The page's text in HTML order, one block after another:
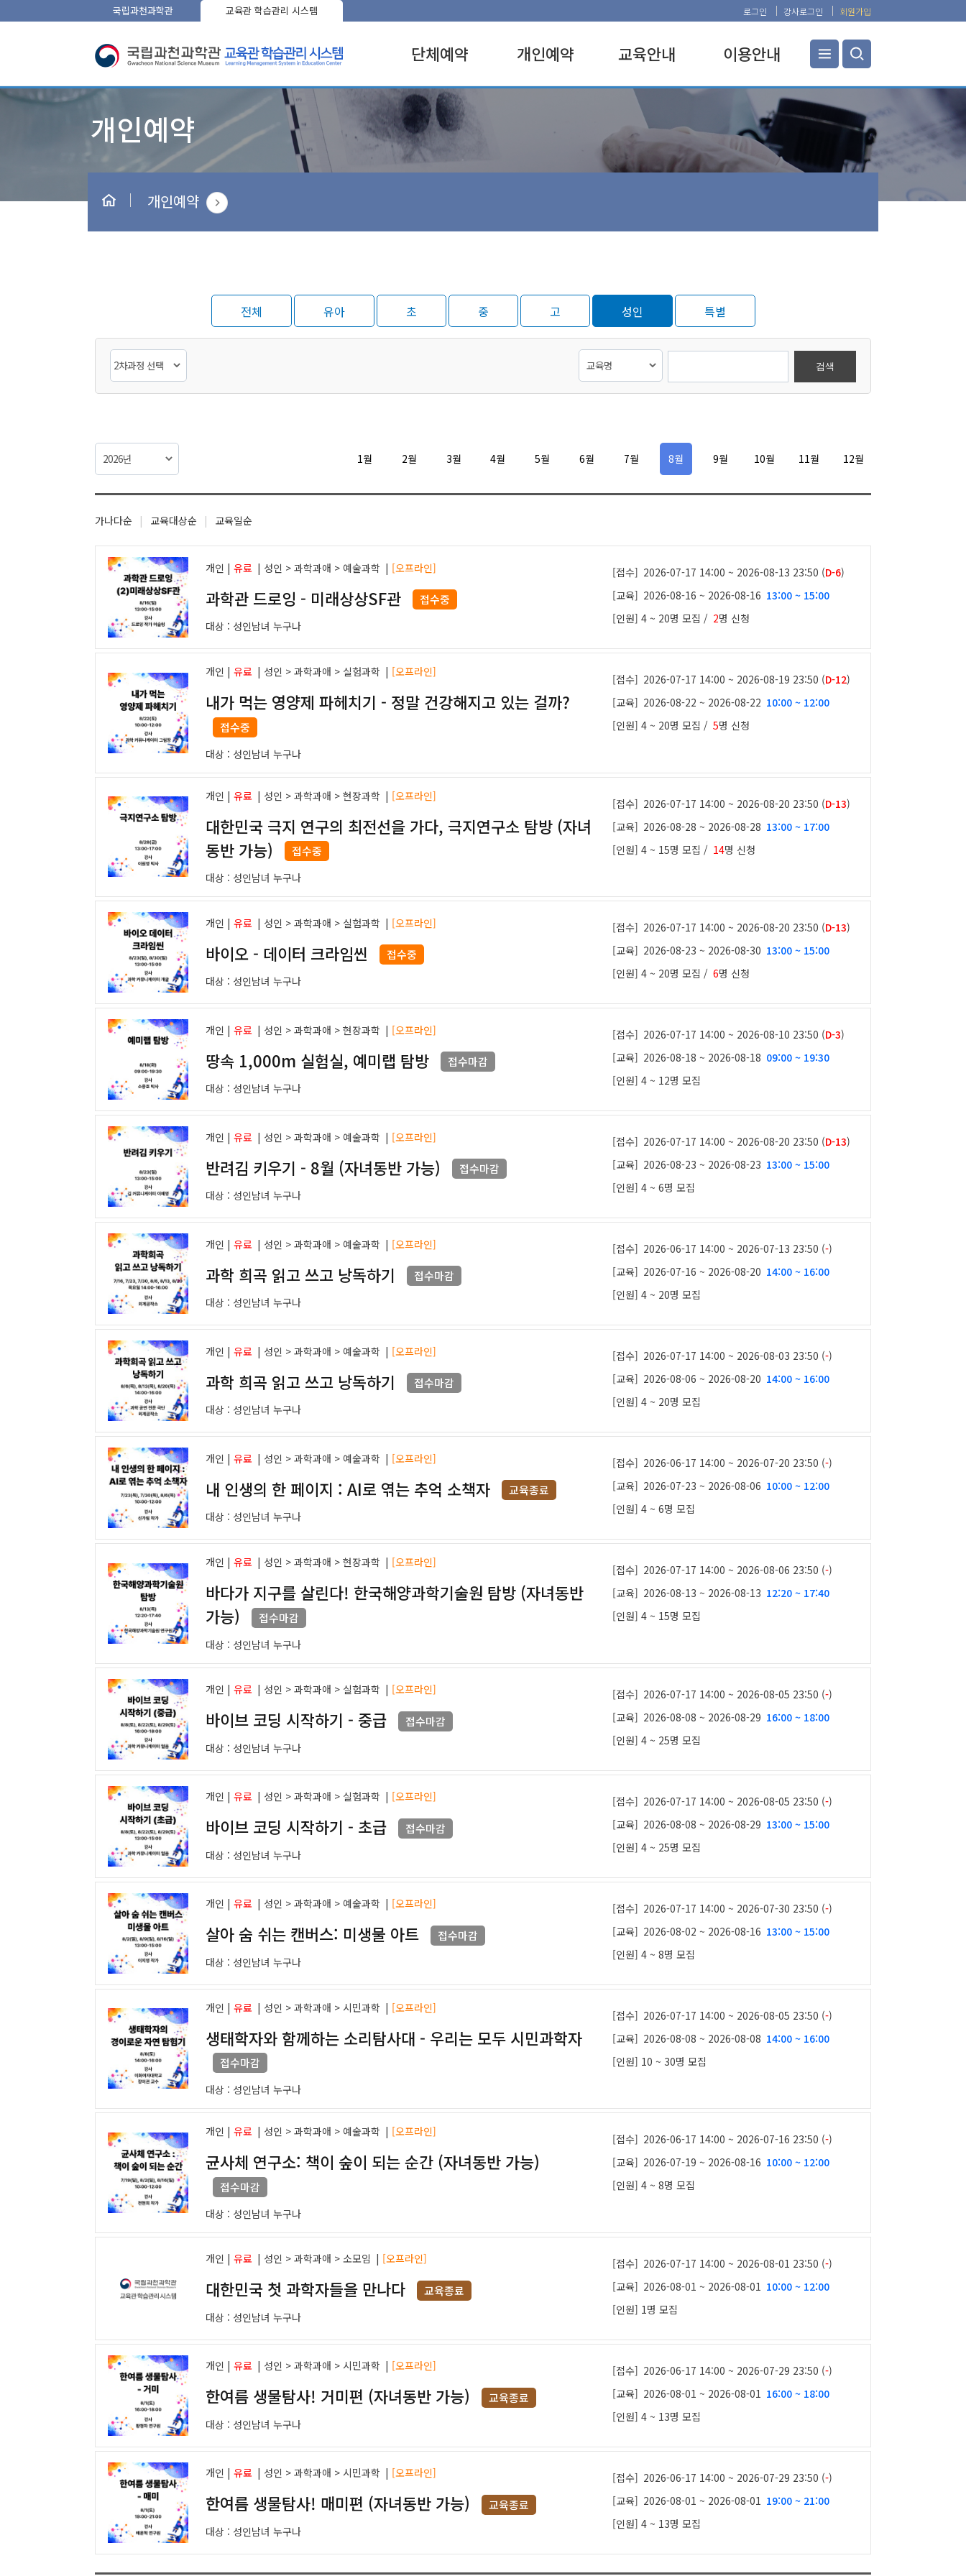
국립과천과학관 교육관 학습관리 시스템 로그인 강사로그인 회원가입
단체예약
유아
초
개인예약 교육안내
전체교육안내
실험탐구과정
SW탐구과정
주제탐구과정
창작탐구과정
과학강연과정
과학나눔과정
지역연계과정
이용안내
공지사항
찾아오시는 길
교육관 안내
개인예약
전체 유아 초 중 고 성인 특별
검색
1월 2월 3월 4월 5월 6월 7월 8월 9월 10월 11월 12월
가나다순 | 교육대상순 | 교육일순
개인 | 유료 | 성인 > 과학과애 > 예술과학 | [오프라인]
과학관 드로잉 - 미래상상SF관 접수중
대상 : 성인남녀 누구나
[접수] 2026-07-17 14:00 ~ 2026-08-13 23:50 (D-6)
[교육] 2026-08-16 ~ 2026-08-16 13:00 ~ 15:00
[인원] 4 ~ 20명 모집 / 2명 신청
개인 | 유료 | 성인 > 과학과애 > 실험과학 | [오프라인]
내가 먹는 영양제 파헤치기 - 정말 건강해지고 있는 걸까?
접수중
대상 : 성인남녀 누구나
[접수] 2026-07-17 14:00 ~ 2026-08-19 23:50 (D-12)
[교육] 2026-08-22 ~ 2026-08-22 10:00 ~ 12:00
[인원] 4 ~ 20명 모집 / 5명 신청
개인 | 유료 | 성인 > 과학과애 > 현장과학 | [오프라인]
대한민국 극지 연구의 최전선을 가다, 극지연구소 탐방 (자녀
동반 가능)
접수중
대상 : 성인남녀 누구나
[접수] 2026-07-17 14:00 ~ 2026-08-20 23:50 (D-13)
[교육] 2026-08-28 ~ 2026-08-28 13:00 ~ 17:00
[인원] 4 ~ 15명 모집 / 14명 신청
개인 | 유료 | 성인 > 과학과애 > 실험과학 | [오프라인]
바이오 - 데이터 크라임씬 접수중
대상 : 성인남녀 누구나
[접수] 2026-07-17 14:00 ~ 2026-08-20 23:50 (D-13)
[교육] 2026-08-23 ~ 2026-08-30 13:00 ~ 15:00
[인원] 4 ~ 20명 모집 / 6명 신청
개인 | 유료 | 성인 > 과학과애 > 현장과학 | [오프라인]
땅속 1,000m 실험실, 예미랩 탐방 접수마감
대상 : 성인남녀 누구나
[접수] 2026-07-17 14:00 ~ 2026-08-10 23:50 (D-3)
[교육] 2026-08-18 ~ 2026-08-18 09:00 ~ 19:30
[인원] 4 ~ 12명 모집
개인 | 유료 | 성인 > 과학과애 > 예술과학 | [오프라인]
반려김 키우기 - 8월 (자녀동반 가능) 접수마감
대상 : 성인남녀 누구나
[접수] 2026-07-17 14:00 ~ 2026-08-20 23:50 (D-13)
[교육] 2026-08-23 ~ 2026-08-23 13:00 ~ 15:00
[인원] 4 ~ 6명 모집
개인 | 유료 | 성인 > 과학과애 > 예술과학 | [오프라인]
과학 희곡 읽고 쓰고 낭독하기 접수마감
대상 : 성인남녀 누구나
[접수] 2026-06-17 14:00 ~ 2026-07-13 23:50 (-)
[교육] 2026-07-16 ~ 2026-08-20 14:00 ~ 16:00
[인원] 4 ~ 20명 모집
개인 | 유료 | 성인 > 과학과애 > 예술과학 | [오프라인]
과학 희곡 읽고 쓰고 낭독하기 접수마감
대상 : 성인남녀 누구나
[접수] 2026-07-17 14:00 ~ 2026-08-03 23:50 (-)
[교육] 2026-08-06 ~ 2026-08-20 14:00 ~ 16:00
[인원] 4 ~ 20명 모집
개인 | 유료 | 성인 > 과학과애 > 예술과학 | [오프라인]
내 인생의 한 페이지 : AI로 엮는 추억 소책자 교육종료
대상 : 성인남녀 누구나
[접수] 2026-06-17 14:00 ~ 2026-07-20 23:50 (-)
[교육] 2026-07-23 ~ 2026-08-06 10:00 ~ 12:00
[인원] 4 ~ 6명 모집
개인 | 유료 | 성인 > 과학과애 > 현장과학 | [오프라인]
바다가 지구를 살린다! 한국해양과학기술원 탐방 (자녀동반
가능)
접수마감
대상 : 성인남녀 누구나
[접수] 2026-07-17 14:00 ~ 2026-08-06 23:50 (-)
[교육] 2026-08-13 ~ 2026-08-13 12:20 ~ 17:40
[인원] 4 ~ 15명 모집
개인 | 유료 | 성인 > 과학과애 > 실험과학 | [오프라인]
바이브 코딩 시작하기 - 중급 접수마감
대상 : 성인남녀 누구나
[접수] 2026-07-17 14:00 ~ 2026-08-05 23:50 (-)
[교육] 2026-08-08 ~ 2026-08-29 16:00 ~ 18:00
[인원] 4 ~ 25명 모집
개인 | 유료 | 성인 > 과학과애 > 실험과학 | [오프라인]
바이브 코딩 시작하기 - 초급 접수마감
대상 : 성인남녀 누구나
[접수] 2026-07-17 14:00 ~ 2026-08-05 23:50 (-)
[교육] 2026-08-08 ~ 2026-08-29 13:00 ~ 15:00
[인원] 4 ~ 25명 모집
개인 | 유료 | 성인 > 과학과애 > 예술과학 | [오프라인]
살아 숨 쉬는 캔버스: 미생물 아트 접수마감
대상 : 성인남녀 누구나
[접수] 2026-07-17 14:00 ~ 2026-07-30 23:50 (-)
[교육] 2026-08-02 ~ 2026-08-16 13:00 ~ 15:00
[인원] 4 ~ 8명 모집
개인 | 유료 | 성인 > 과학과애 > 시민과학 | [오프라인]
생태학자와 함께하는 소리탐사대 - 우리는 모두 시민과학자
접수마감
대상 : 성인남녀 누구나
[접수] 2026-07-17 14:00 ~ 2026-08-05 23:50 (-)
[교육] 2026-08-08 ~ 2026-08-08 14:00 ~ 16:00
[인원] 10 ~ 30명 모집
개인 | 유료 | 성인 > 과학과애 > 예술과학 | [오프라인]
균사체 연구소: 책이 숲이 되는 순간 (자녀동반 가능)
접수마감
대상 : 성인남녀 누구나
[접수] 2026-06-17 14:00 ~ 2026-07-16 23:50 (-)
[교육] 2026-07-19 ~ 2026-08-16 10:00 ~ 12:00
[인원] 4 ~ 8명 모집
개인 | 유료 | 성인 > 과학과애 > 소모임 | [오프라인]
대한민국 첫 과학자들을 만나다 교육종료
대상 : 성인남녀 누구나
[접수] 2026-07-17 14:00 ~ 2026-08-01 23:50 (-)
[교육] 2026-08-01 ~ 2026-08-01 10:00 ~ 12:00
[인원] 1명 모집
개인 | 유료 | 성인 > 과학과애 > 시민과학 | [오프라인]
한여름 생물탐사! 거미편 (자녀동반 가능) 교육종료
대상 : 성인남녀 누구나
[접수] 2026-06-17 14:00 ~ 2026-07-29 23:50 (-)
[교육] 2026-08-01 ~ 2026-08-01 16:00 ~ 18:00
[인원] 4 ~ 13명 모집
개인 | 유료 | 성인 > 과학과애 > 시민과학 | [오프라인]
한여름 생물탐사! 매미편 (자녀동반 가능) 교육종료
대상 : 성인남녀 누구나
[접수] 2026-06-17 14:00 ~ 2026-07-29 23:50 (-)
[교육] 2026-08-01 ~ 2026-08-01 19:00 ~ 21:00
[인원] 4 ~ 13명 모집